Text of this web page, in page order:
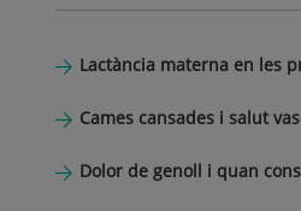
Lactància materna en les
Cames cansades i salut
Dolor de genoll i quan